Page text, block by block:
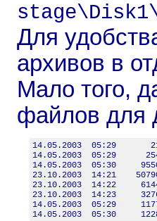
Для
архивов в
Мало того,
файлов для
14.05.2003  05:29       218
14.05.2003  05:29
14.05.2003  05:30
23.10.2003  14:21
23.10.2003  14:22
23.10.2003  14:23
14.05.2003  05:29     11776
14.05.2003  05:30